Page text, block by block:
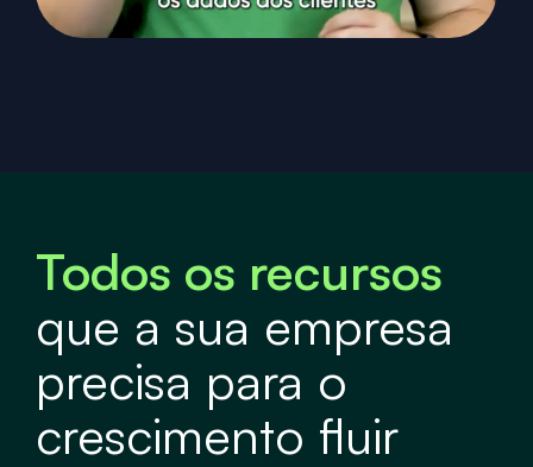
Todos os recursos
que a sua empresa
precisa para o
crescimento fluir